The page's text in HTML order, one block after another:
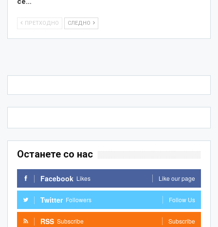
ПРЕТХОДНО СЛЕДНО
Останете со нас
Facebook Likes Like our page
Twitter Followers Follow Us
RSS Subscribe Subscribe